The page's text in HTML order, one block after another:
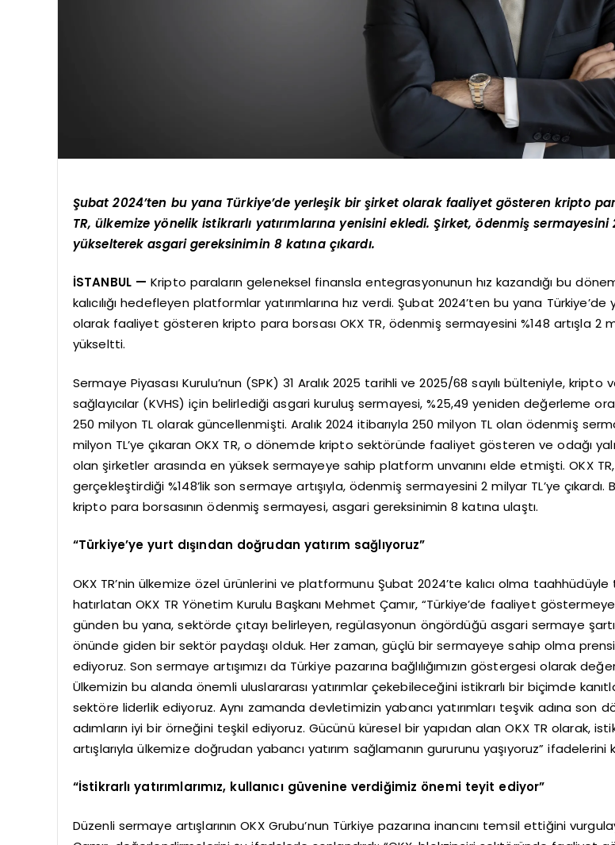
Şubat 2024’ten bu yana Türkiye’de yerleşik bir şirket olarak faaliyet gösteren kripto
TR, ülkemize yönelik istikrarlı yatırımlarına yenisini ekledi. Şirket, ödenmiş sermayesini
yükselterek asgari gereksinimin 8 katına çıkardı.
İSTANBUL — Kripto paraların geleneksel finansla entegrasyonunun hız kazandığı bu
kalıcılığı hedefleyen platformlar yatırımlarına hız verdi. Şubat 2024’ten bu yana
olarak faaliyet gösteren kripto para borsası OKX TR, ödenmiş sermayesini %148 artışla 2
yükseltti.
Sermaye Piyasası Kurulu’nun (SPK) 31 Aralık 2025 tarihli ve 2025/68 sayılı bülteniyle, kripto
sağlayıcılar (KVHS) için belirlediği asgari kuruluş sermayesi, %25,49 yeniden değerleme
250 milyon TL olarak güncellenmişti. Aralık 2024 itibarıyla 250 milyon TL olan ödenmiş
milyon TL’ye çıkaran OKX TR, o dönemde kripto sektöründe faaliyet gösteren ve odağı
olan şirketler arasında en yüksek sermayeye sahip platform unvanını elde etmişti. OKX TR,
gerçekleştirdiği %148’lik son sermaye artışıyla, ödenmiş sermayesini 2 milyar TL’ye çıkardı.
kripto para borsasının ödenmiş sermayesi, asgari gereksinimin 8 katına ulaştı.
“Türkiye’ye yurt dışından doğrudan yatırım sağlıyoruz”
OKX TR’nin ülkemize özel ürünlerini ve platformunu Şubat 2024’te kalıcı olma taahhüdüyle
hatırlatan OKX TR Yönetim Kurulu Başkanı Mehmet Çamır, “Türkiye’de faaliyet göstermeye
günden bu yana, sektörde çıtayı belirleyen, regülasyonun öngördüğü asgari sermaye
önünde giden bir sektör paydaşı olduk. Her zaman, güçlü bir sermayeye sahip olma
ediyoruz. Son sermaye artışımızı da Türkiye pazarına bağlılığımızın göstergesi olarak
Ülkemizin bu alanda önemli uluslararası yatırımlar çekebileceğini istikrarlı bir biçimde
sektöre liderlik ediyoruz. Aynı zamanda devletimizin yabancı yatırımları teşvik adına son
adımların iyi bir örneğini teşkil ediyoruz. Gücünü küresel bir yapıdan alan OKX TR olarak,
artışlarıyla ülkemize doğrudan yabancı yatırım sağlamanın gururunu yaşıyoruz” ifadelerini
“İstikrarlı yatırımlarımız, kullanıcı güvenine verdiğimiz önemi teyit ediyor”
Düzenli sermaye artışlarının OKX Grubu’nun Türkiye pazarına inancını temsil ettiğini